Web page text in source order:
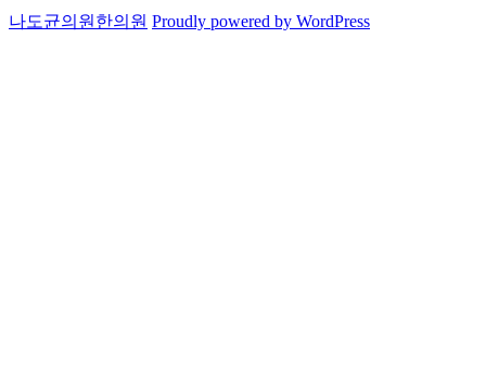
나도균의원한의원 Proudly powered by WordPress